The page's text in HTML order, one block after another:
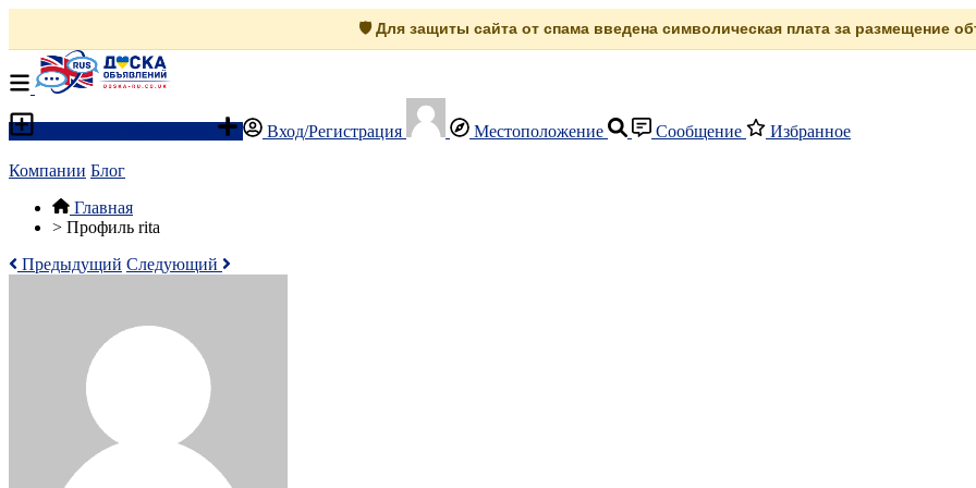
🛡️ Для защиты сайта от спама введена символическая плата за размещение
Вход/Регистрация Местоположение Сообщение Избранное
Компании Блог
Главная
> Профиль rita
Предыдущий Следующий